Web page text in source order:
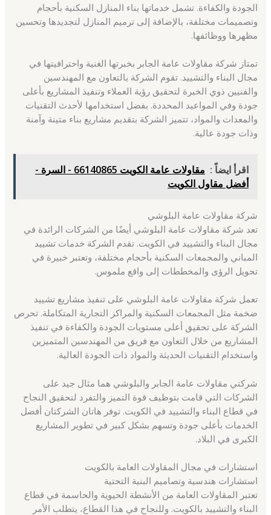
الجودة والكفاءة. تشمل خدماتها بناء المنازل السكنية بأحجام
وتصميمات مختلفة، بالإضافة إلى ترميم المنازل لتجديدها وتحسين
مظهرها ووظائفها.
تمتاز شركة مقاولات عامة الجابر بخبرتها الغنية واحترافيتها في
مجال البناء والتشييد. تقوم الشركة بالتعاون مع المهندسين
والفنيين ذوي الخبرة لتحقيق رؤية العملاء وتنفيذ المشاريع بأعلى
جودة وفي المواعيد المحددة. بفضل استخدامها لأحدث التقنيات
والمعدات والمواد، تتميز الشركة بتقديم مشاريع بناء متينة وآمنة
وذات جودة عالية.
اقرأ ايضاً :
مقاولات عامة الكويت 66140865 - السرة -
أفضل مقاول الكويت
شركة مقاولات عامة البلوشي
تعد شركة مقاولات عامة البلوشي أيضًا من الشركات الرائدة في
مجال البناء والتشييد في الكويت. تقدم الشركة خدمات تشييد
المباني والمجمعات السكنية بأحجام مختلفة، وتعتبر خبيرة في
تحويل الرؤى والمخططات إلى واقع ملموس.
تعمل شركة مقاولات عامة البلوشي على تنفيذ مشاريع تشييد
ضخمة مثل المجمعات السكنية والمراكز التجارية المتكاملة. تحرص
الشركة على تحقيق أعلى مستويات الجودة والكفاءة في تنفيذ
المشاريع من خلال التعاون مع فريق من المهندسين المتميزين
واستخدام التقنيات الحديثة والمواد ذات الجودة العالية.
شركتي مقاولات عامة الجابر والبلوشي هما مثال جيد على
الشركات التي قامت بتوظيف قوة التميز والتفرد لتحقيق النجاح
في قطاع البناء والتشييد في الكويت. توفر هاتان الشركتان أفضل
الخدمات بأعلى جودة وتسهم بشكل كبير في تطوير المشاريع
الكبرى في البلاد.
استشارات في مجال المقاولات العامة بالكويت
استشارات هندسية وتصاميم البنية التحتية
تعتبر المقاولات العامة من الأنشطة الحيوية والحاسمة في قطاع
البناء والتشييد بالكويت. وللنجاح في هذا القطاع، يتطلب الأمر